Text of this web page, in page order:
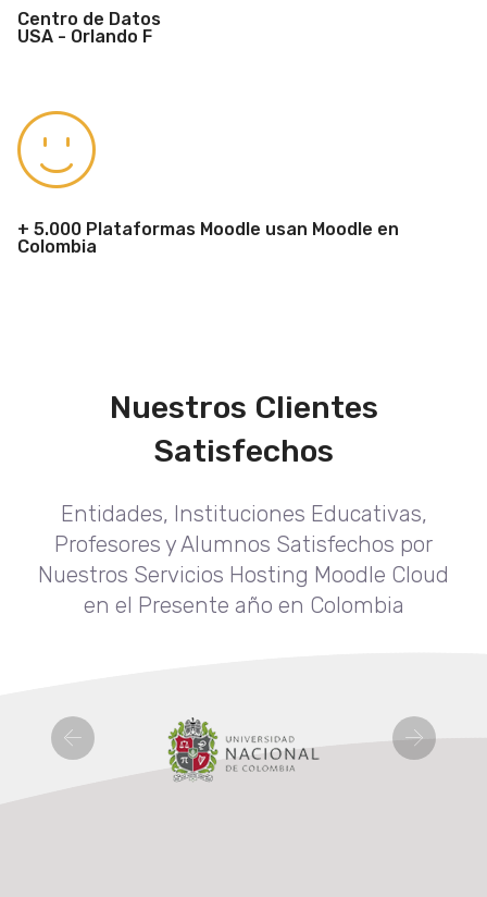
Centro de Datos
USA - Orlando F
+ 5.000 Plataformas Moodle usan Moodle en
Colombia
Nuestros Clientes
Satisfechos
Entidades, Instituciones Educativas,
Profesores y Alumnos Satisfechos por
Nuestros Servicios Hosting Moodle Cloud
en el Presente año en Colombia
Previous Next